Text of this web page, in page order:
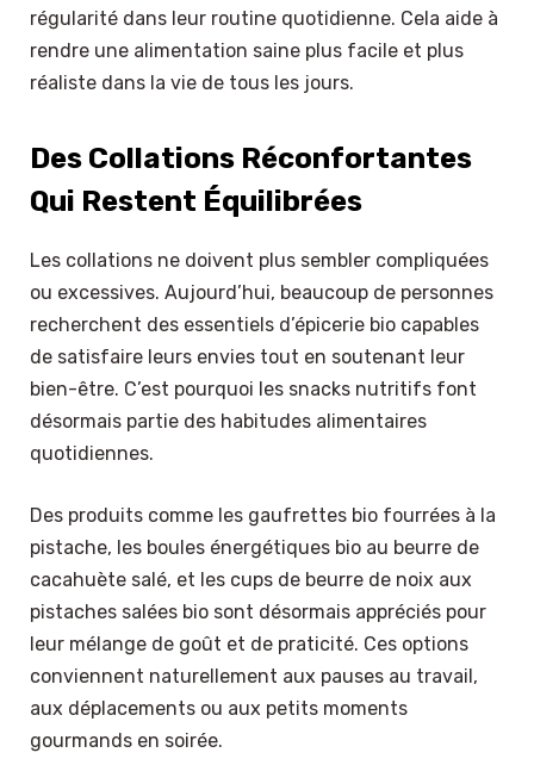
régularité dans leur routine quotidienne. Cela aide à
rendre une alimentation saine plus facile et plus
réaliste dans la vie de tous les jours.
Des Collations Réconfortantes
Qui Restent Équilibrées
Les collations ne doivent plus sembler compliquées
ou excessives. Aujourd’hui, beaucoup de personnes
recherchent des essentiels d’épicerie bio capables
de satisfaire leurs envies tout en soutenant leur
bien-être. C’est pourquoi les snacks nutritifs font
désormais partie des habitudes alimentaires
quotidiennes.
Des produits comme les gaufrettes bio fourrées à la
pistache, les boules énergétiques bio au beurre de
cacahuète salé, et les cups de beurre de noix aux
pistaches salées bio sont désormais appréciés pour
leur mélange de goût et de praticité. Ces options
conviennent naturellement aux pauses au travail,
aux déplacements ou aux petits moments
gourmands en soirée.